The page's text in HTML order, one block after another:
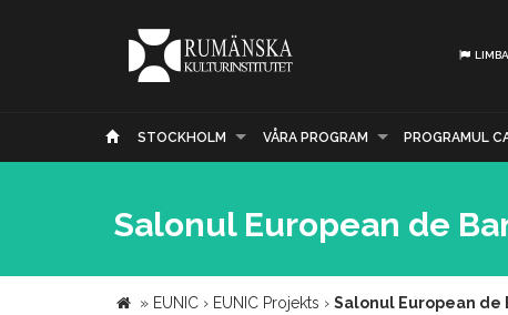
LIMBA
STOCKHOLM VÅRA PROGRAM PROGRAMUL
Salonul European de
» EUNIC › EUNIC Projekts › Salonul European de